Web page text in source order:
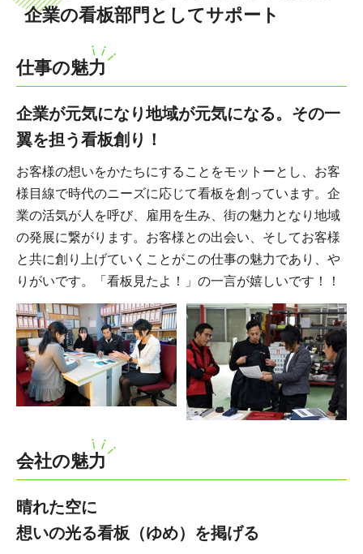
企業の看板部門としてサポート
仕事の魅力
企業が元気になり地域が元気になる。その一
翼を担う看板創り！
お客様の想いをかたちにすることをモットーとし、お客
様目線で時代のニーズに応じて看板を創っています。企
業の活気が人を呼び、雇用を生み、街の魅力となり地域
の発展に繋がります。お客様との出会い、そしてお客様
と共に創り上げていくことがこの仕事の魅力であり、や
りがいです。「看板見たよ！」の一言が嬉しいです！！
会社の魅力
晴れた空に
想いの光る看板（ゆめ）を掲げる